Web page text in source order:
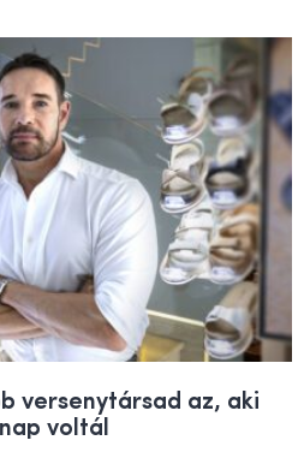
versenytársad az, aki
voltál